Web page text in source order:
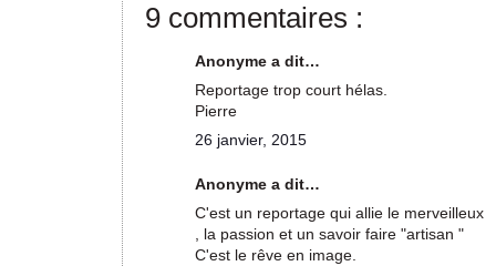
9 commentaires :
Anonyme a dit…
Reportage trop court hélas.
Pierre
26 janvier, 2015
Anonyme a dit…
C'est un reportage qui allie le merveilleux
, la passion et un savoir faire "artisan "
C'est le rêve en image.